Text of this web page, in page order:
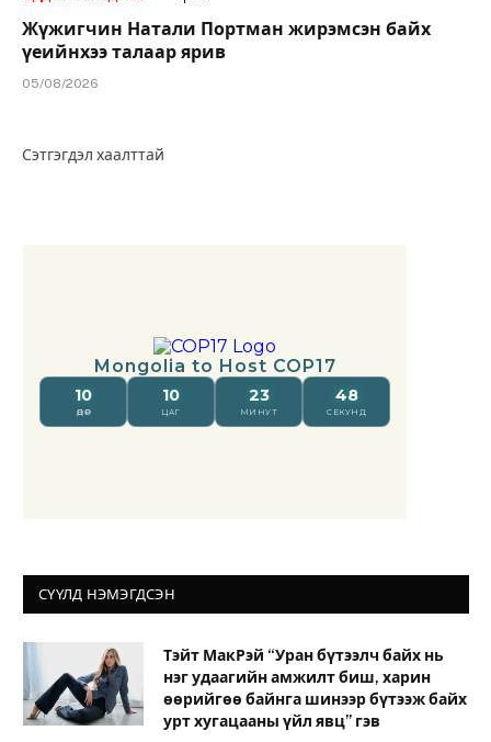
Жүжигчин Натали Портман жирэмсэн байх
үеийнхээ талаар ярив
05/08/2026
Сэтгэгдэл хаалттай
СҮҮЛД НЭМЭГДСЭН
Тэйт МакРэй “Уран бүтээлч байх нь
нэг удаагийн амжилт биш, харин
өөрийгөө байнга шинээр бүтээж байх
урт хугацааны үйл явц” гэв